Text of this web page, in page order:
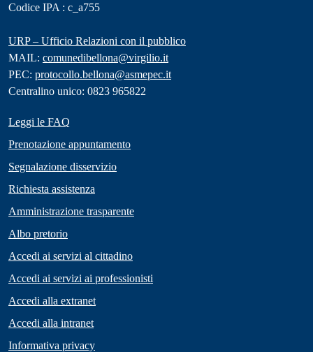
Codice IPA : c_a755
URP – Ufficio Relazioni con il pubblico
MAIL: comunedibellona@virgilio.it
PEC: protocollo.bellona@asmepec.it
Centralino unico: 0823 965822
Leggi le FAQ
Prenotazione appuntamento
Segnalazione disservizio
Richiesta assistenza
Amministrazione trasparente
Albo pretorio
Accedi ai servizi al cittadino
Accedi ai servizi ai professionisti
Accedi alla extranet
Accedi alla intranet
Informativa privacy